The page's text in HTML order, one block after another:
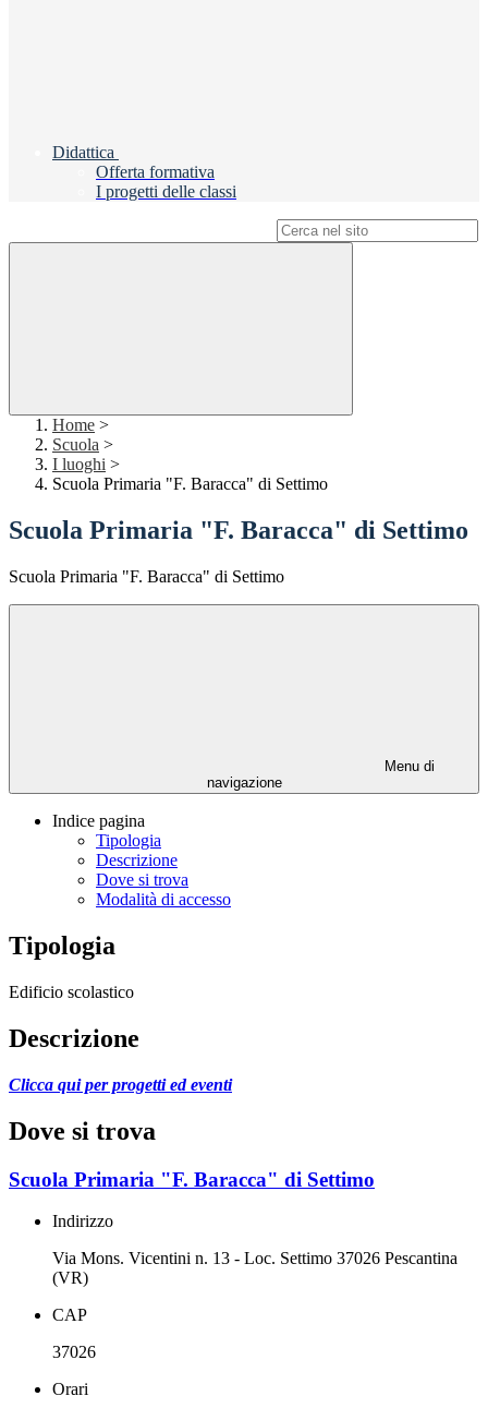
Didattica
Offerta formativa
I progetti delle classi
Home >
Scuola >
I luoghi >
Scuola Primaria "F. Baracca" di Settimo
Scuola Primaria "F. Baracca" di Settimo
Scuola Primaria "F. Baracca" di Settimo
Menu di
navigazione
Indice pagina
Tipologia
Descrizione
Dove si trova
Modalità di accesso
Tipologia
Edificio scolastico
Descrizione
Clicca qui per progetti ed eventi
Dove si trova
Scuola Primaria "F. Baracca" di Settimo
Indirizzo
Via Mons. Vicentini n. 13 - Loc. Settimo 37026 Pescantina
(VR)
CAP
37026
Orari